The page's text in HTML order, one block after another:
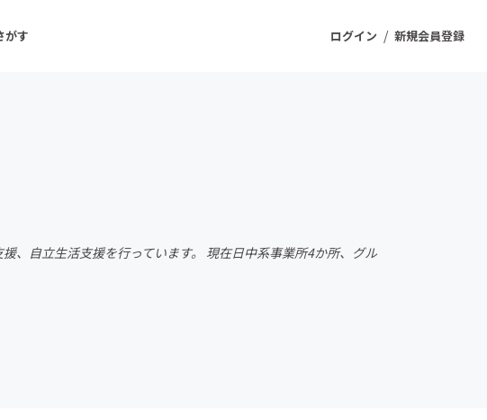
ログイン / 新規会員登録
がす
飲食店
ファッション
自立生活支援を行っています。 現在日中系事業所4か所、グル